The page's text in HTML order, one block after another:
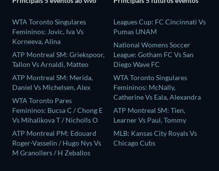
WTA Toronto Singulares
Femininos: Jovic, Iva Vs
Korneeva, Alina
ATP Montreal SM: Griekspoor,
Tallon Vs Arnaldi, Matteo
ATP Montreal SM: Merida,
Daniel Vs Michelsen, Alex
WTA Toronto Pares
Femininos: Bucsa C / Chong E
Vs Mihalikova T / Nicholls O
ATP Montreal PM: Edouard
Roger-Vasselin / Hugo Nys Vs
M Granollers / H Zeballos
Leagues Cup: FC Cincinnati Vs
Pumas UNAM
National Womens Soccer
League: Gotham FC Vs San
Diego Wave FC
WTA Toronto Singulares
Femininos: McNally,
Catherine Vs Eala, Alexandra
ATP Montreal SM: Tien,
Learner Vs Paul, Tommy
MLB: Kansas City Royals Vs
Chicago Cubs